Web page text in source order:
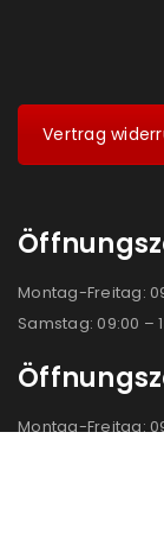
Vertrag
Montag-Freitag:
Samstag: 09:00 –
Montag-Freitag: